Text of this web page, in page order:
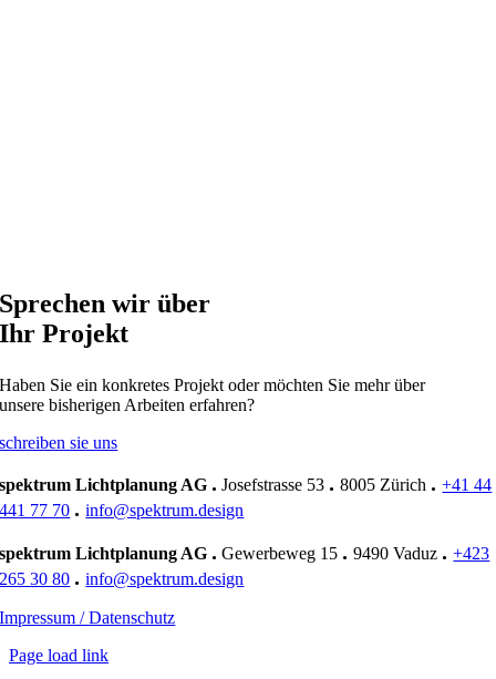
Sprechen wir über
Ihr Projekt
Haben Sie ein konkretes Projekt oder möchten Sie mehr über
unsere bisherigen Arbeiten erfahren?
schreiben sie uns
spektrum Lichtplanung AG . Josefstrasse 53 .8005 Zürich .+41 44
441 77 70 .info@spektrum.design
spektrum Lichtplanung AG . Gewerbeweg 15 .9490 Vaduz .+423
265 30 80 .info@spektrum.design
Impressum / Datenschutz
Page load link